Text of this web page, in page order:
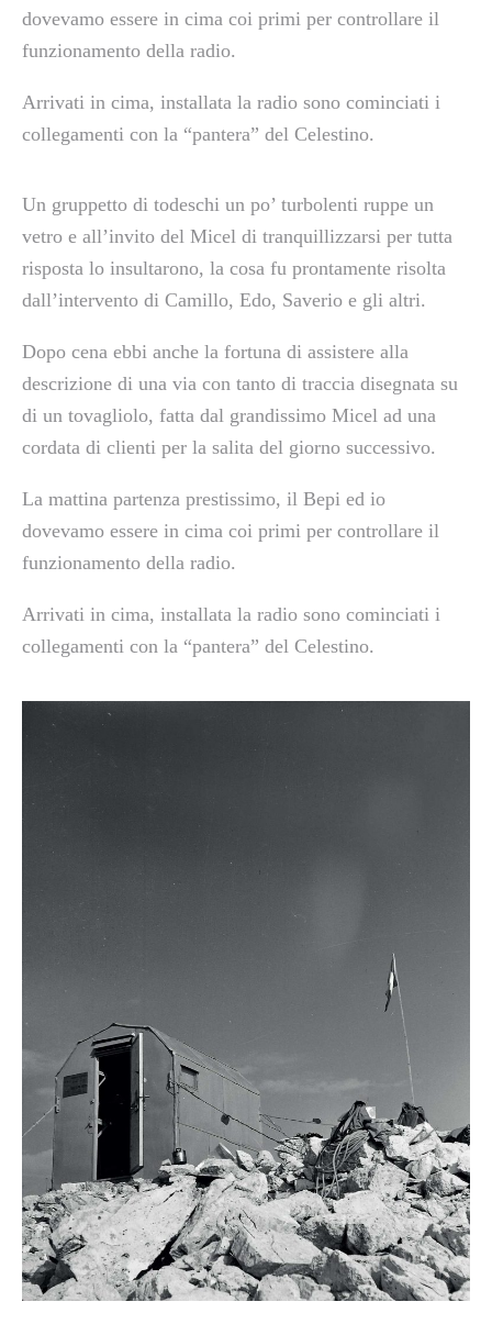
dovevamo essere in cima coi primi per controllare il
funzionamento della radio.
Arrivati in cima, installata la radio sono cominciati i
collegamenti con la “pantera” del Celestino.
Un gruppetto di todeschi un po’ turbolenti ruppe un
vetro e all’invito del Micel di tranquillizzarsi per tutta
risposta lo insultarono, la cosa fu prontamente risolta
dall’intervento di Camillo, Edo, Saverio e gli altri.
Dopo cena ebbi anche la fortuna di assistere alla
descrizione di una via con tanto di traccia disegnata su
di un tovagliolo, fatta dal grandissimo Micel ad una
cordata di clienti per la salita del giorno successivo.
La mattina partenza prestissimo, il Bepi ed io
dovevamo essere in cima coi primi per controllare il
funzionamento della radio.
Arrivati in cima, installata la radio sono cominciati i
collegamenti con la “pantera” del Celestino.